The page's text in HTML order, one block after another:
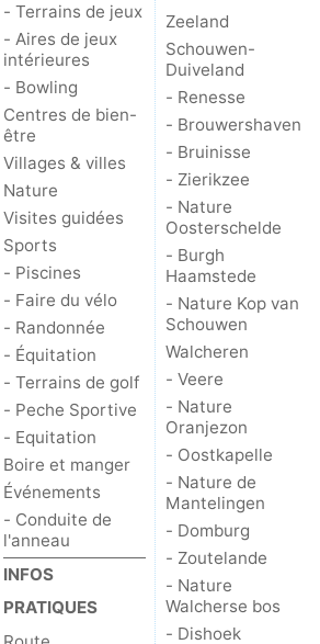
- Terrains de jeux
- Aires de jeux
intérieures
- Bowling
Centres de bien-
être
Villages & villes
Nature
Visites guidées
Sports
- Piscines
- Faire du vélo
- Randonnée
- Équitation
- Terrains de golf
- Peche Sportive
- Equitation
Boire et manger
Événements
- Conduite de
l'anneau
INFOS
PRATIQUES
Zeeland
Schouwen-
Duiveland
- Renesse
- Brouwershaven
- Bruinisse
- Zierikzee
- Nature
Oosterschelde
- Burgh
Haamstede
- Nature Kop van
Schouwen
Walcheren
- Veere
- Nature
Oranjezon
- Oostkapelle
- Nature de
Mantelingen
- Domburg
- Zoutelande
- Nature
Walcherse bos
- Dishoek